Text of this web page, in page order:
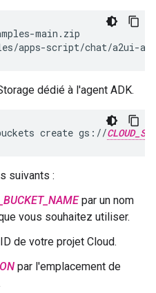
main.zip
apps-script/chat/a2ui-
dédié à l'agent ADK.
create gs://
suivants :
par un nom
vous souhaitez utiliser.
de votre projet Cloud.
par l'emplacement de